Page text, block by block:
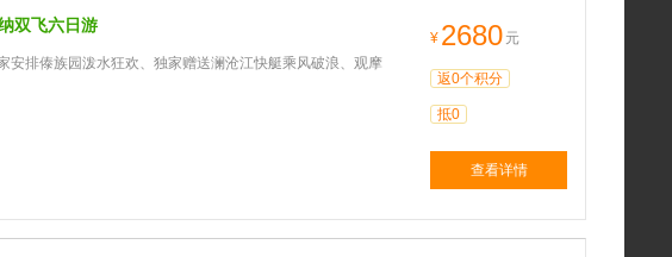
双飞六日游
安排傣族园泼水狂欢、独家赠送澜沧江快艇乘风破浪、观摩
¥ 2680 元
返0个积分
抵0
查看详情